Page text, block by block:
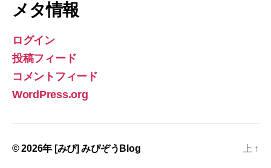
メタ情報
ログイン
投稿フィード
コメントフィード
WordPress.org
© 2026年 [みぴ] みぴぞうBlog 上 ↑